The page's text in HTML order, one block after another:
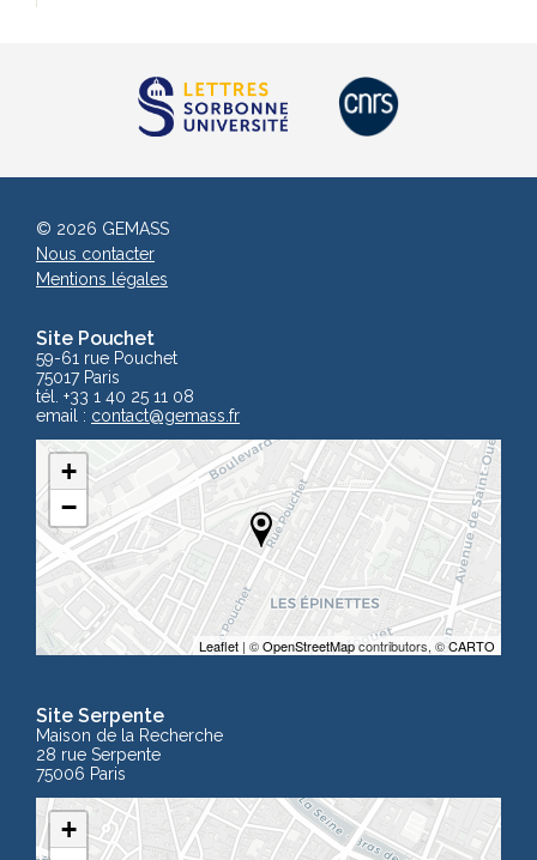
Site Pouchet
59-61 rue Pouchet
75017 Paris
tél. +33 1 40 25 11 08
email : contact@gemass.fr
+
−
Leaflet | ©OpenStreetMapcontributors, ©CARTO
Site Serpente
Maison de la Recherche
28 rue Serpente
75006 Paris
+
© 2026 GEMASS
Nous contacter
Mentions légales